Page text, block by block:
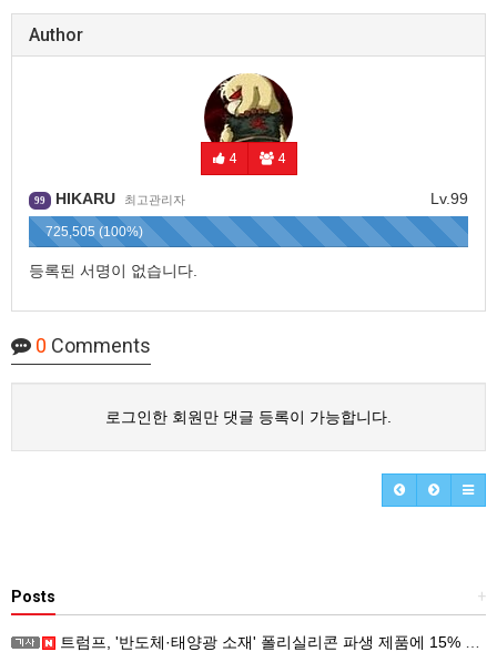
Author
4 4
Lv.99
99 HIKARU 최고관리자
725,505 (100%)
등록된 서명이 없습니다.
0 Comments
로그인한 회원만 댓글 등록이 가능합니다.
+
Posts
트럼프, '반도체·태양광 소재' 폴리실리콘 파생 제품에 15% 관세...한국 기업도 영향